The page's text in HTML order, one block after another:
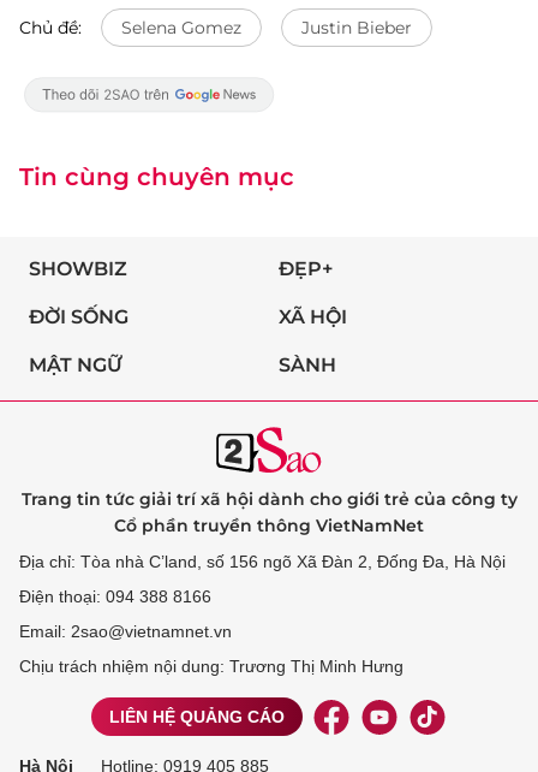
Chủ đề: Selena Gomez Justin Bieber
Tin cùng chuyên mục
SHOWBIZ ĐẸP+
ĐỜI SỐNG XÃ HỘI
MẬT NGỮ SÀNH
Trang tin tức giải trí xã hội dành cho giới trẻ của công ty
Cổ phần truyền thông VietNamNet
Địa chỉ: Tòa nhà C’land, số 156 ngõ Xã Đàn 2, Đống Đa, Hà Nội
Điện thoại: 094 388 8166
Email: 2sao@vietnamnet.vn
Chịu trách nhiệm nội dung: Trương Thị Minh Hưng
LIÊN HỆ QUẢNG CÁO
Hà Nội Hotline: 0919 405 885